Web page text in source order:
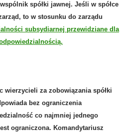
spółki jawnej. Jeśli w spółce
to w stosunku do zarządu
subsydiarnej przewidziane dla
wierzycieli za zobowiązania spółki
bez ograniczenia
co najmniej jednego
ograniczona. Komandytariusz